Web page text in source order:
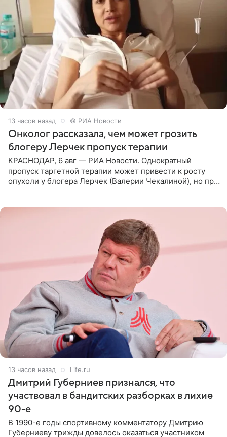
13 часов назад © РИА Новости
Онколог рассказала, чем может грозить
блогеру Лерчек пропуск терапии
КРАСНОДАР, 6 авг — РИА Новости. Однократный
пропуск таргетной терапии может привести к росту
опухоли у блогера Лерчек (Валерии Чекалиной), но при
13 часов назад Life.ru
Дмитрий Губерниев признался, что
участвовал в бандитских разборках в лихие
90-е
В 1990-е годы спортивному комментатору Дмитрию
Губерниеву трижды довелось оказаться участником